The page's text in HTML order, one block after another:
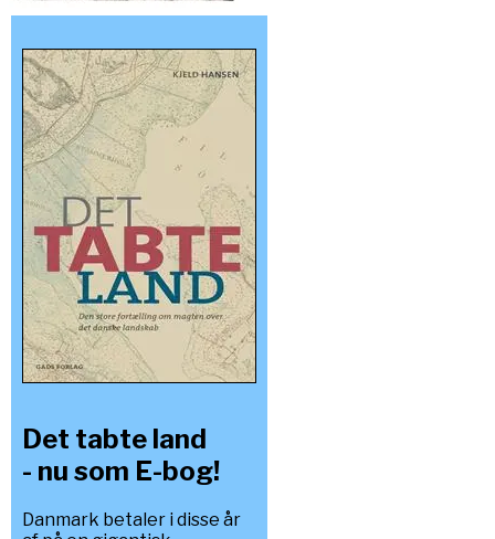
Det tabte land
- nu som E-bog!
Danmark betaler i disse år